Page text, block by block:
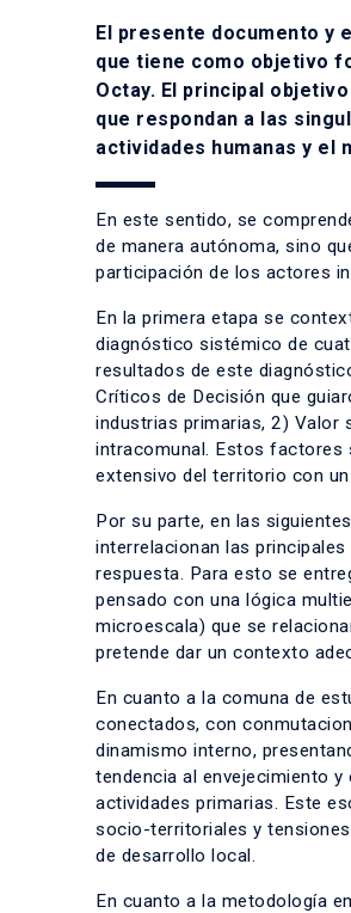
El presente documento y
que tiene como objetivo
Octay. El principal
que respondan a las
actividades humanas y el
En este sentido, se
de manera autónoma, sino
participación de los actores
En la primera etapa se
diagnóstico sistémico de
resultados de este
Críticos de Decisión que
industrias primarias, 2) Valor
intracomunal. Estos factores
extensivo del territorio con
Por su parte, en las
interrelacionan las
respuesta. Para esto se
pensado con una lógica
microescala) que se
pretende dar un contexto
En cuanto a la comuna de
conectados, con
dinamismo interno,
tendencia al envejecimiento
actividades primarias. Este
socio-territoriales y
de desarrollo local.
En cuanto a la metodología